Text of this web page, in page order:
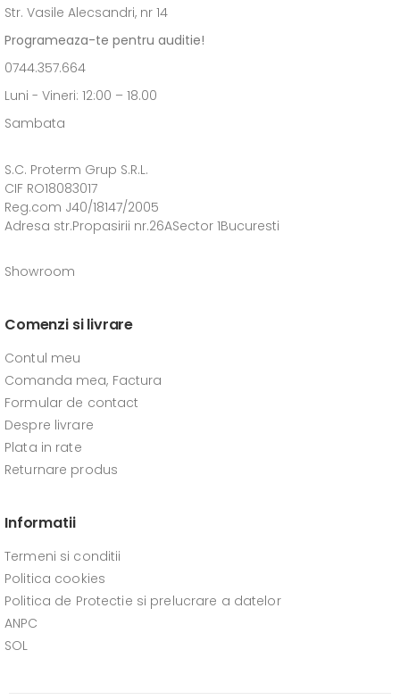
Str. Vasile Alecsandri, nr 14
Programeaza-te pentru auditie!
0744.357.664
Luni - Vineri: 12:00 – 18.00
Sambata
S.C. Proterm Grup S.R.L.
CIF RO18083017
Reg.com J40/18147/2005
Adresa str.Propasirii nr.26ASector 1Bucuresti
Showroom
Comenzi si livrare
Contul meu
Comanda mea, Factura
Formular de contact
Despre livrare
Plata in rate
Returnare produs
Informatii
Termeni si conditii
Politica cookies
Politica de Protectie si prelucrare a datelor
ANPC
SOL